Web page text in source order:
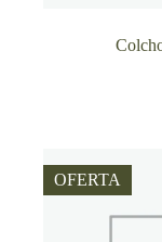
OFERTA